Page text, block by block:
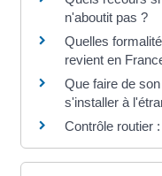
n'aboutit pas ?
Quelles
revient en
Que faire de
s'installer à
Contrôle routier